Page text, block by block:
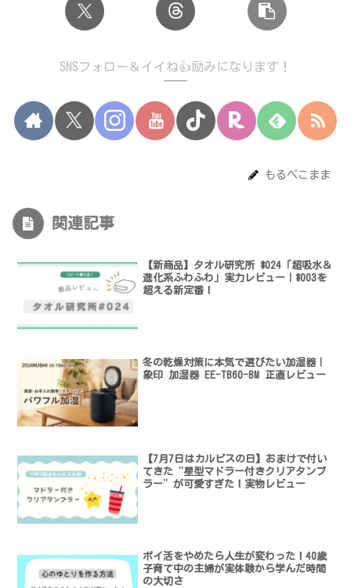
SNSフォロー＆イイね👍励みになります！
もるぺこまま
関連記事
【新商品】タオル研究所 #024「超吸水＆
進化系ふわふわ」実力レビュー｜#003を
超える新定番！
冬の乾燥対策に本気で選びたい加湿器｜
象印 加湿器 EE-TB60-BM 正直レビュー
【7月7日はカルピスの日】おまけで付い
てきた“星型マドラー付きクリアタンブ
ラー”が可愛すぎた！実物レビュー
ポイ活をやめたら人生が変わった！40歳
子育て中の主婦が実体験から学んだ時間
の大切さ